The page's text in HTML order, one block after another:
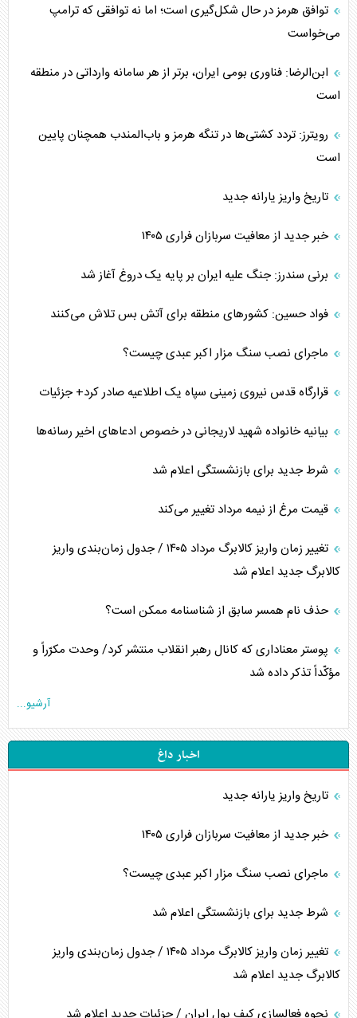
توافق هرمز در حال شکل‌گیری است؛ اما نه توافقی که ترامپ
می‌خواست
ابن‌الرضا: فناوری بومی ایران، برتر از هر سامانه وارداتی در منطقه
است
رویترز: تردد کشتی‌ها در تنگه هرمز و باب‌المندب همچنان پایین
است
تاریخ واریز یارانه جدید
خبر جدید از معافیت سربازان فراری ۱۴۰۵
برنی سندرز: جنگ علیه ایران بر پایه یک دروغ آغاز شد
فواد حسین: کشورهای منطقه برای آتش بس تلاش می‌کنند
ماجرای نصب سنگ مزار اکبر عبدی چیست؟
قرارگاه قدس نیروی زمینی سپاه یک اطلاعیه صادر کرد+ جزئیات
بیانیه خانواده شهید لاریجانی در خصوص ادعاهای اخیر رسانه‌ها
شرط جدید برای بازنشستگی اعلام شد
قیمت مرغ از نیمه مرداد تغییر می‌کند
تغییر زمان واریز کالابرگ مرداد ۱۴۰۵ / جدول زمان‌بندی واریز
کالابرگ جدید اعلام شد
حذف نام همسر سابق از شناسنامه ممکن است؟
پوستر معناداری که کانال رهبر انقلاب منتشر کرد/ وحدت مکرّراً و
مؤکّداً تذکر داده شد
آرشیو...
اخبار داغ
تاریخ واریز یارانه جدید
خبر جدید از معافیت سربازان فراری ۱۴۰۵
ماجرای نصب سنگ مزار اکبر عبدی چیست؟
شرط جدید برای بازنشستگی اعلام شد
تغییر زمان واریز کالابرگ مرداد ۱۴۰۵ / جدول زمان‌بندی واریز
کالابرگ جدید اعلام شد